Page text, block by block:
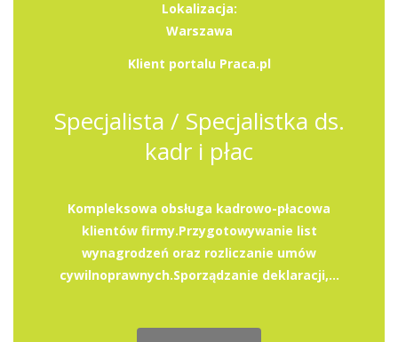
Lokalizacja:
Warszawa
Klient portalu Praca.pl
Specjalista / Specjalistka ds.
kadr i płac
Kompleksowa obsługa kadrowo-płacowa
klientów firmy.Przygotowywanie list
wynagrodzeń oraz rozliczanie umów
cywilnoprawnych.Sporządzanie deklaracji,...